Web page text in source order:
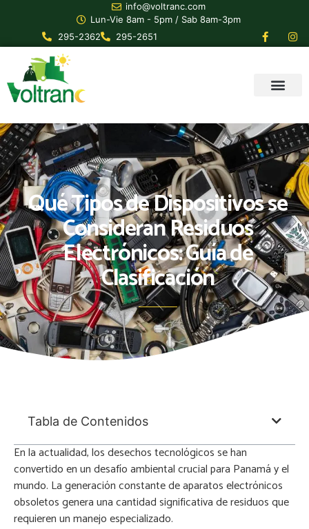
info@voltranc.com
Lun-Vie 8am - 5pm / Sab 8am-3pm
295-2362
295-2651
Qué Tipos de Dispositivos se
Consideran Residuos
Electrónicos: Guía de
Clasificación
Tabla de Contenidos
En la actualidad, los desechos tecnológicos se han
convertido en un desafío ambiental crucial para Panamá y el
mundo. La generación constante de aparatos electrónicos
obsoletos genera una cantidad significativa de residuos que
requieren un manejo especializado.